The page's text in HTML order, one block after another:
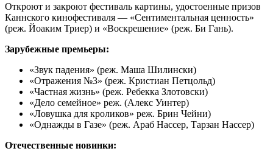
Откроют и закроют фестиваль картины, удостоенные призов
Каннского кинофестиваля — «Сентиментальная ценность»
(реж. Йоаким Триер) и «Воскрешение» (реж. Би Гань).
Зарубежные премьеры:
«Звук падения» (реж. Маша Шилински)
«Отражения №3» (реж. Кристиан Петцольд)
«Частная жизнь» (реж. Ребекка Злотовски)
«Дело семейное» реж. (Алекс Уинтер)
«Ловушка для кроликов» реж. Брин Чейни)
«Однажды в Газе» (реж. Араб Нассер, Тарзан Нассер)
Отечественные новинки: